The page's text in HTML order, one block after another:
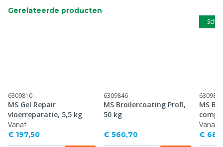
Gerelateerde producten
6309810
MS Gel Repair
vloerreparatie, 5,5 kg
Vanaf
€ 197,50
6309846
MS Broilercoating Profi,
50 kg
€ 560,70
6309849
MS
Vanaf
€